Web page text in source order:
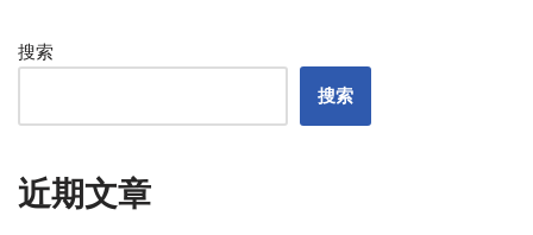
搜索
搜索
近期文章